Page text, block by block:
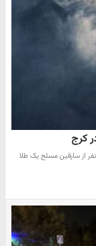
کرج
از سارقین مسلح یک طلا